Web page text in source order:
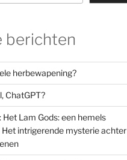
berichten
herbewapening?
ChatGPT?
Lam Gods: een hemels
intrigerende mysterie achter